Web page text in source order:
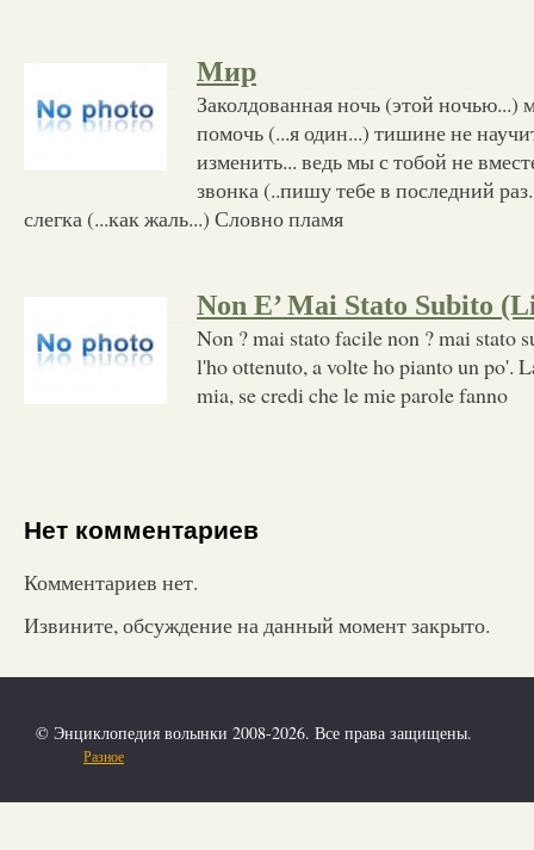
Мир
Заколдованная ночь (этой ночью...)
помочь (...я один...) тишине не
изменить... ведь мы с тобой не
звонка (..пишу тебе в последний
слегка (...как жаль...) Словно пламя
Non E’ Mai Stato Subito
Non ? mai stato facile non ? mai stato
l'ho ottenuto, a volte ho pianto un po'.
mia, se credi che le mie parole fanno
Нет комментариев
Комментариев нет.
Извините, обсуждение на данный момент закрыто.
© Энциклопедия волынки 2008-2026. Все права защищены.
Разное